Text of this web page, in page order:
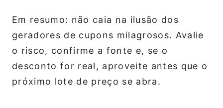
Em resumo: não caia na ilusão dos
geradores de cupons milagrosos. Avalie
o risco, confirme a fonte e, se o
desconto for real, aproveite antes que o
próximo lote de preço se abra.